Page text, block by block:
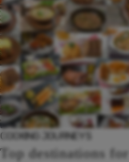
COOKING JOURNEYS
Top destinations